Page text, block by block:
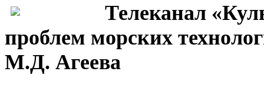
Телеканал
проблем морских
М.Д. Агеева